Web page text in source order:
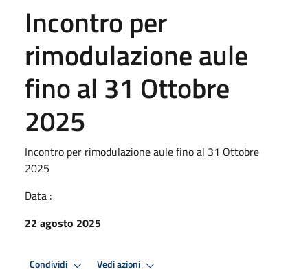
Incontro per
rimodulazione aule
fino al 31 Ottobre
2025
Incontro per rimodulazione aule fino al 31 Ottobre
2025
Data :
22 agosto 2025
Condividi Vedi azioni